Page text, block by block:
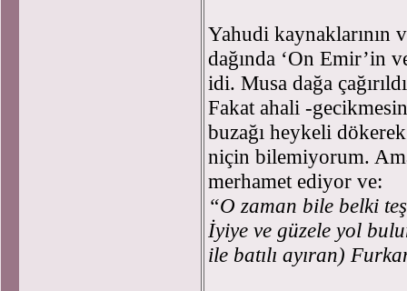
Yahudi kaynaklarının
dağında ‘On Emir’in
idi. Musa dağa
Fakat ahali -
buzağı heykeli
niçin bilemiyorum.
merhamet ediyor ve:
“O zaman bile belki
İyiye ve güzele yol
ile batılı ayıran)